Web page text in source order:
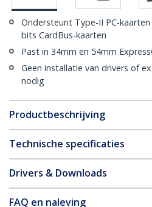
Ondersteunt Type-II PC-
bits CardBus-kaarten
Past in 34mm en 54mm
Geen installatie van drivers of
nodig
Productbeschrijving
Technische specificaties
Drivers & Downloads
FAQ en naleving